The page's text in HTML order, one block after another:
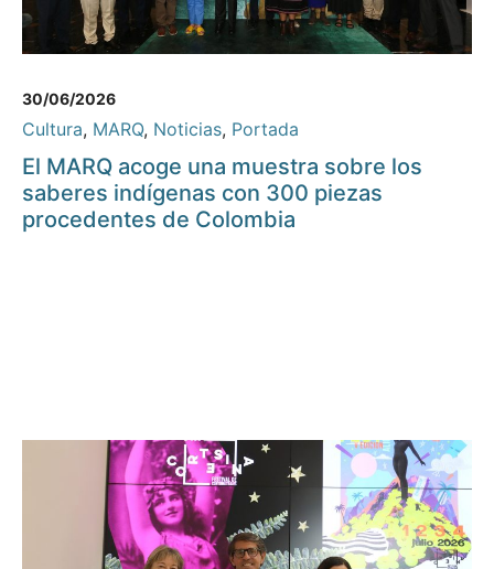
30/06/2026
Cultura, MARQ, Noticias, Portada
El MARQ acoge una muestra sobre los
saberes indígenas con 300 piezas
procedentes de Colombia